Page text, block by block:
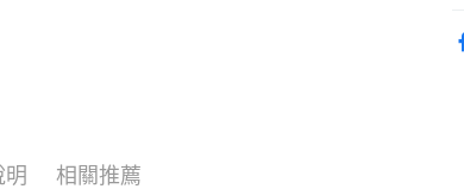
明 相關推薦